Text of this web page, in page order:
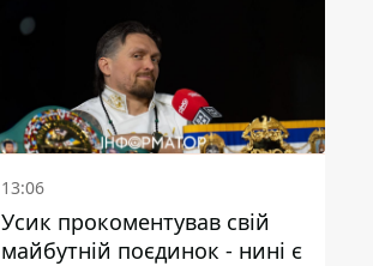
13:06
Усик прокоментував свій
майбутній поєдинок - нині є